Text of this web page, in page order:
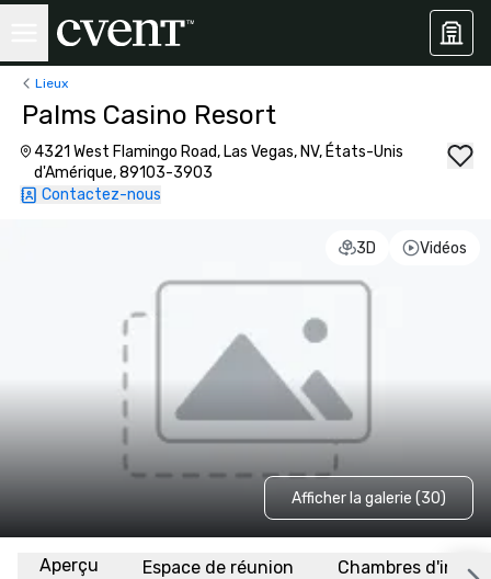
Lieux
Palms Casino Resort
4321 West Flamingo Road, Las Vegas, NV, États-Unis
d'Amérique, 89103-3903
Contactez-nous
3D Vidéos
Afficher la galerie (30)
Aperçu Espace de réunion Chambres